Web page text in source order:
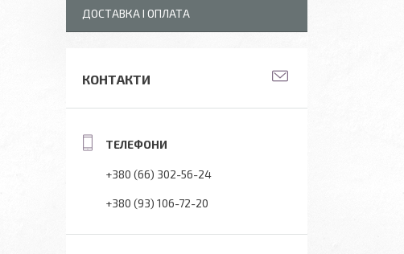
ДОСТАВКА І ОПЛАТА
КОНТАКТИ
+380 (66) 302-56-24
+380 (93) 106-72-20